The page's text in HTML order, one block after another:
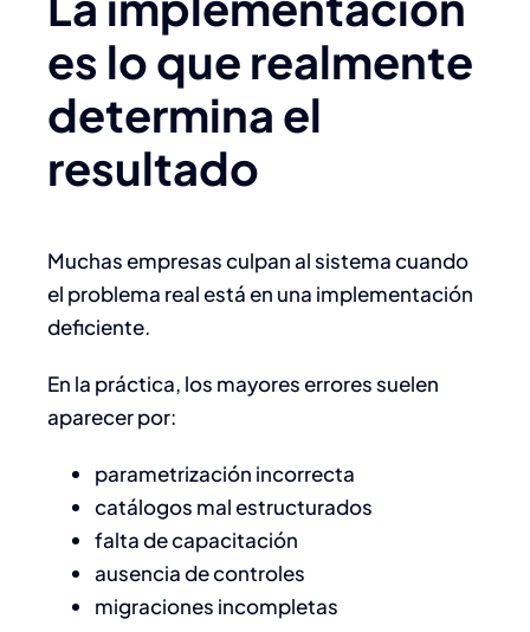
es lo que realmente
determina el
resultado
Muchas empresas culpan al sistema cuando
el problema real está en una implementación
deficiente.
En la práctica, los mayores errores suelen
aparecer por:
parametrización incorrecta
catálogos mal estructurados
falta de capacitación
ausencia de controles
migraciones incompletas